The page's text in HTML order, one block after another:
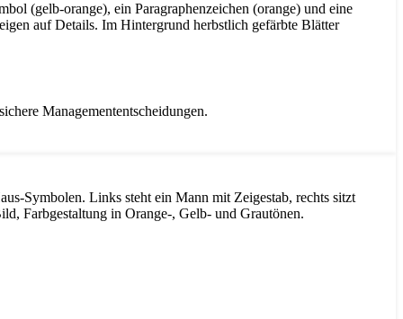
Managemententscheidungen.